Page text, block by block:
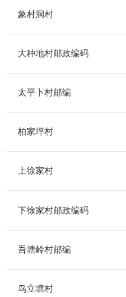
象村洞村
大种地村邮政编码
太平卜村邮编
柏家坪村
上徐家村
下徐家村邮政编码
吾塘岭村邮编
鸟立塘村